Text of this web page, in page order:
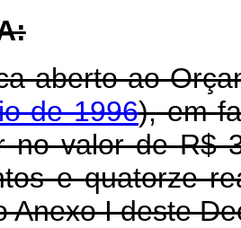
aberto ao
de 1996), em
no valor de R$
e quatorze
Anexo I deste